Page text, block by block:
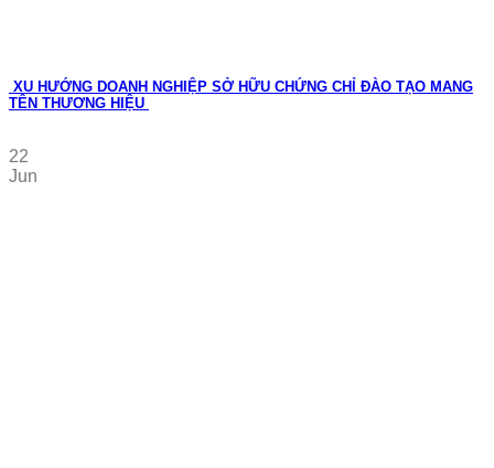
XU HƯỚNG DOANH NGHIỆP SỞ HỮU CHỨNG CHỈ ĐÀO TẠO MANG
TÊN THƯƠNG HIỆU
22
Jun